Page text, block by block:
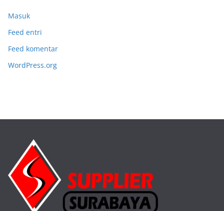
Masuk
Feed entri
Feed komentar
WordPress.org